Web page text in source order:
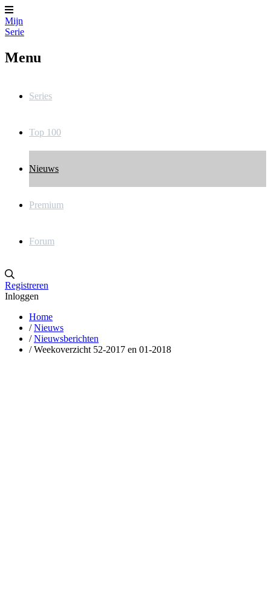
Mijn
Serie
Menu
Series
Top 100
Nieuws
Premium
Forum
Registreren
Inloggen
Home
/ Nieuws
/ Nieuwsberichten
/ Weekoverzicht 52-2017 en 01-2018